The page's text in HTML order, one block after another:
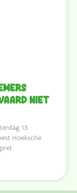
niet
13
Hoeksche